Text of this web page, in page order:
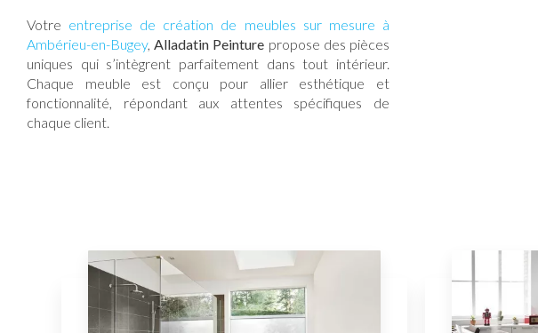
Votre entreprise de création de meubles sur mesure à
Ambérieu-en-Bugey, Alladatin Peinture propose des pièces
uniques qui s’intègrent parfaitement dans tout intérieur.
Chaque meuble est conçu pour allier esthétique et
fonctionnalité, répondant aux attentes spécifiques de
chaque client.